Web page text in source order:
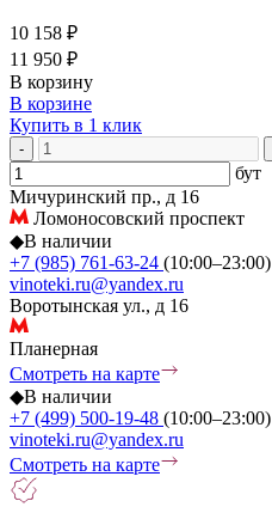
10 158 ₽
11 950 ₽
В корзину
В корзине
Купить в 1 клик
-
бут
Мичуринский пр., д 16
Ломоносовский проспект
◆В наличии
+7 (985) 761-63-24 (10:00–23:00)
vinoteki.ru@yandex.ru
Воротынская ул., д 16
Планерная
Смотреть на карте
◆В наличии
+7 (499) 500-19-48 (10:00–23:00)
vinoteki.ru@yandex.ru
Смотреть на карте